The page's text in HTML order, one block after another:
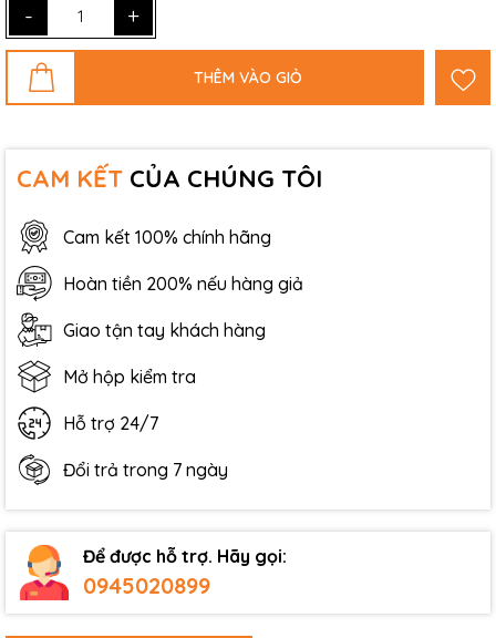
- +
THÊM VÀO GIỎ
CAM KẾT CỦA CHÚNG TÔI
Cam kết 100% chính hãng
Hoàn tiền 200% nếu hàng giả
Giao tận tay khách hàng
Mở hộp kiểm tra
Hỗ trợ 24/7
Đổi trả trong 7 ngày
Để được hỗ trợ. Hãy gọi:
0945020899